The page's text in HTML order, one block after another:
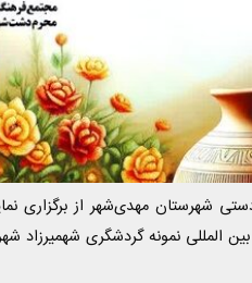
شهرستان مهدی‌شهر از برگزاری
المللی نمونه گردشگری شهمیرزاد